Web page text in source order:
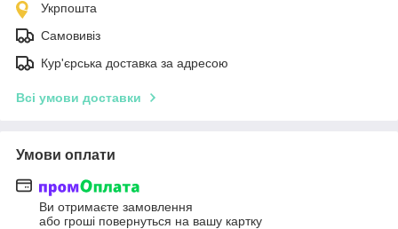
Укрпошта
Самовивіз
Кур'єрська доставка за адресою
Всі умови доставки
Умови оплати
Ви отримаєте замовлення
або гроші повернуться на вашу картку